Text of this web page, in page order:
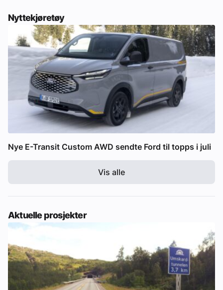
Nyttekjøretøy
Nye E-Transit Custom AWD sendte Ford til topps i juli
Vis alle
Aktuelle prosjekter